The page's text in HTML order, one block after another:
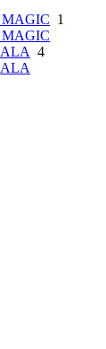
1
4